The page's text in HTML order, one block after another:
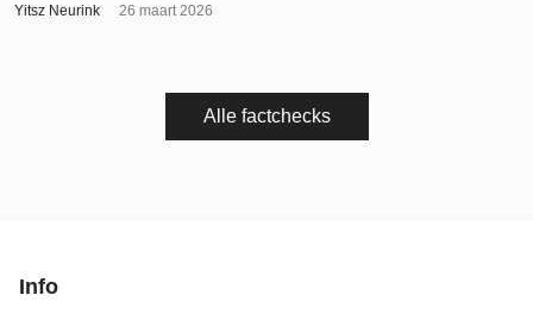
Yitsz Neurink 26 maart 2026
Alle factchecks
Info